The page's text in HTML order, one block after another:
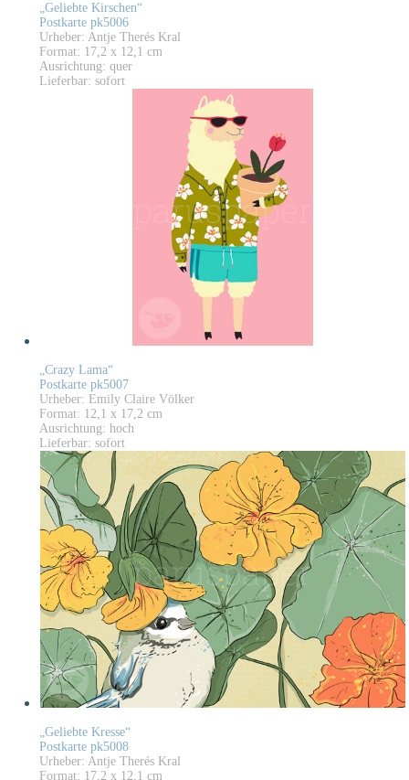
„Geliebte Kirschen“
Postkarte pk5006
Urheber: Antje Therés Kral
Format: 17,2 x 12,1 cm
Ausrichtung: quer
Lieferbar: sofort
„Crazy Lama“
Postkarte pk5007
Urheber: Emily Claire Völker
Format: 12,1 x 17,2 cm
Ausrichtung: hoch
Lieferbar: sofort
„Geliebte Kresse“
Postkarte pk5008
Urheber: Antje Therés Kral
Format: 17,2 x 12,1 cm